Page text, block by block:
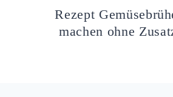
Rezept
machen ohne